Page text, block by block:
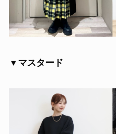
▼マスタード